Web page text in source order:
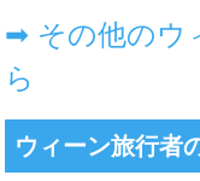
➡ その他のウ
ら
ウィーン旅行者